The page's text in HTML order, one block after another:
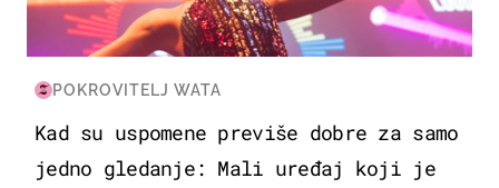
POKROVITELJ WATA
Kad su uspomene previše dobre za samo
jedno gledanje: Mali uređaj koji je